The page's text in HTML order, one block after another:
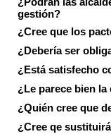
gestión?
¿Cree que los
¿Debería ser
¿Está satisfecho
¿Le parece bien
¿Quién cree que
¿Cree qe